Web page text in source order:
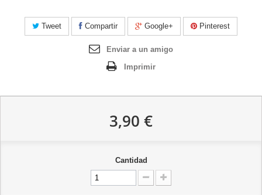
Tweet Compartir Google+ Pinterest
Enviar a un amigo
Imprimir
3,90 €
Cantidad